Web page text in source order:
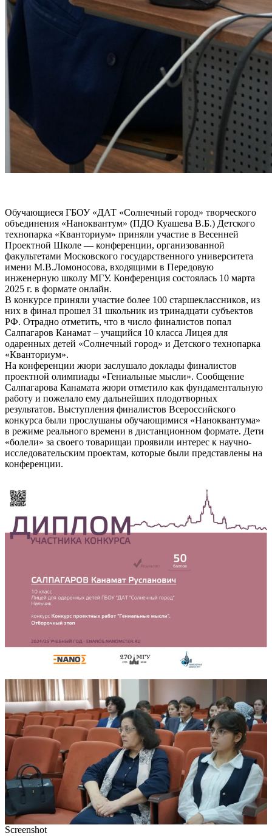
Обучающиеся ГБОУ «ДАТ «Солнечный город» творческого
объединения «Наноквантум» (ПДО Куашева В.Б.) Детского
технопарка «Кванториум» приняли участие в Весенней
Проектной Школе — конференции, организованной
факультетами Московского государственного университета
имени М.В.Ломоносова, входящими в Передовую
инженерную школу МГУ. Конференция состоялась 10 марта
2025 г. в формате онлайн.
В конкурсе приняли участие более 100 старшеклассников, из
них в финал прошел 31 школьник из тринадцати субъектов
РФ. Отрадно отметить, что в число финалистов попал
Салпагаров Канамат – учащийся 10 класса Лицея для
одаренных детей «Солнечный город» и Детского технопарка
«Кванториум».
На конференции жюри заслушало доклады финалистов
проектной олимпиады «Гениальные мысли». Сообщение
Салпагарова Канамата жюри отметило как фундаментальную
работу и пожелало ему дальнейших плодотворных
результатов. Выступления финалистов Всероссийского
конкурса были прослушаны обучающимися «Наноквантума»
в режиме реального времени в дистанционном формате. Дети
«болели» за своего товарищаи проявили интерес к научно-
исследовательским проектам, которые были представлены на
конференции.
Screenshot